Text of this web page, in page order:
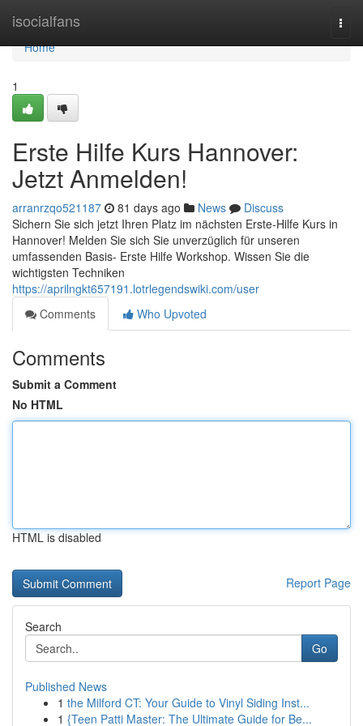
isocialfans
Home
Home
1
Erste Hilfe Kurs Hannover:
Jetzt Anmelden!
arranrzqo521187 81 days ago News
Discuss
Sichern Sie sich jetzt Ihren Platz im nächsten Erste-Hilfe Kurs in
Hannover! Melden Sie sich Sie unverzüglich für unseren
umfassenden Basis- Erste Hilfe Workshop. Wissen Sie die
wichtigsten Techniken
https://aprilngkt657191.lotrlegendswiki.com/user
Comments
Who Upvoted
Comments
Submit a Comment
No HTML
HTML is disabled
Report Page
Search
Go
Published News
1 the Milford CT: Your Guide to Vinyl Siding Inst...
1 {Teen Patti Master: The Ultimate Guide for Be...